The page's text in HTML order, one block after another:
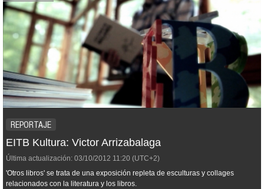
REPORTAJE
EITB Kultura: Victor Arrizabalaga
Última actualización: 03/10/2012 11:20 (UTC+2)
'Otros libros' se trata de una exposición repleta de esculturas y collages
relacionados con la literatura y los libros.